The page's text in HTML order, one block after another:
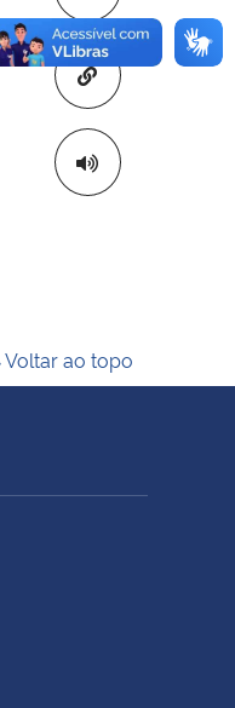
Copiar para
Voltar ao topo